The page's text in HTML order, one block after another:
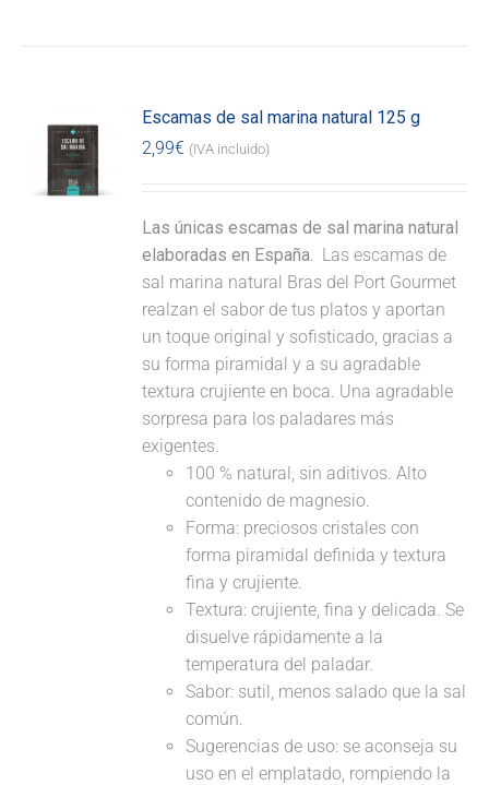
Escamas de sal marina natural 125 g
2,99€ (IVA incluido)
Las únicas escamas de sal marina natural
elaboradas en España. Las escamas de
sal marina natural Bras del Port Gourmet
realzan el sabor de tus platos y aportan
un toque original y sofisticado, gracias a
su forma piramidal y a su agradable
textura crujiente en boca. Una agradable
sorpresa para los paladares más
exigentes.
100 % natural, sin aditivos. Alto
contenido de magnesio.
Forma: preciosos cristales con
forma piramidal definida y textura
fina y crujiente.
Textura: crujiente, fina y delicada. Se
disuelve rápidamente a la
temperatura del paladar.
Sabor: sutil, menos salado que la sal
común.
Sugerencias de uso: se aconseja su
uso en el emplatado, rompiendo la